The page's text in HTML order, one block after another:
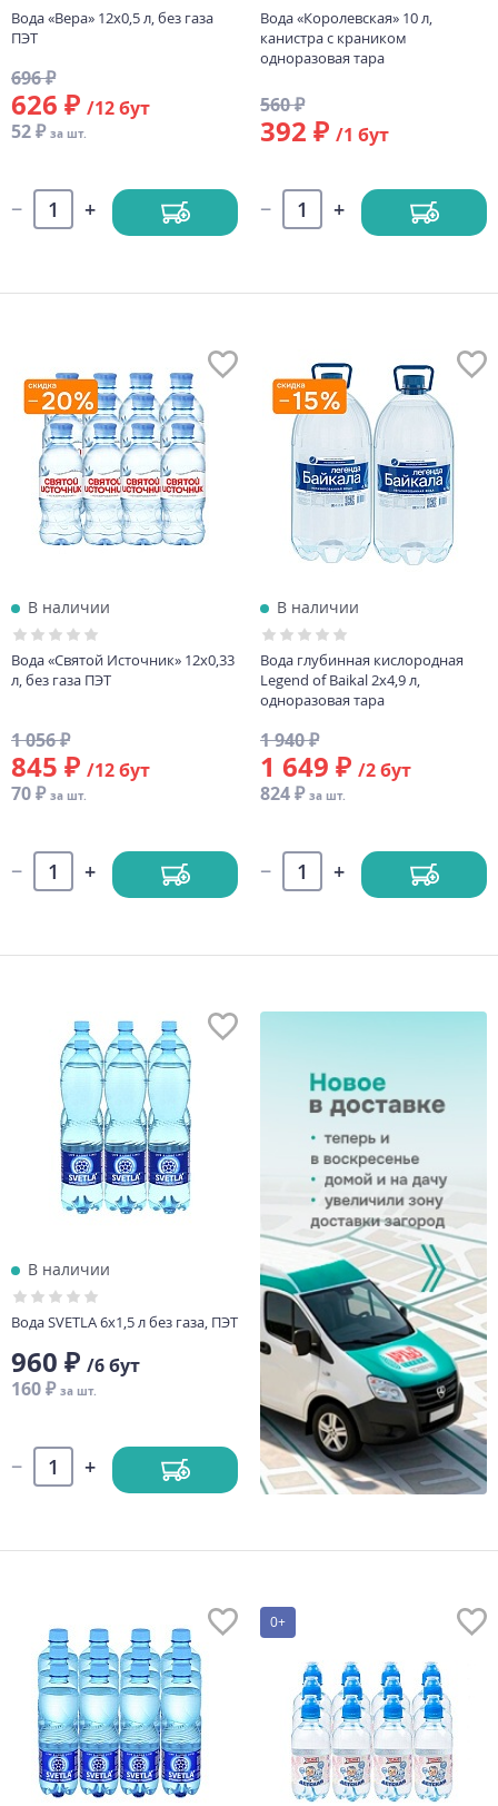
Вода «Вера» 12х0,5 л, без газа
ПЭТ
696 ₽
626 ₽ /12 бут
52 ₽ за шт.
Вода «Королевская» 10 л,
канистра с краником
одноразовая тара
560 ₽
392 ₽ /1 бут
В наличии
Вода «Святой Источник» 12х0,33
л, без газа ПЭТ
1 056 ₽
845 ₽ /12 бут
70 ₽ за шт.
В наличии
Вода глубинная кислородная
Legend of Baikal 2х4,9 л,
одноразовая тара
1 940 ₽
1 649 ₽ /2 бут
824 ₽ за шт.
В наличии
Вода SVETLA 6х1,5 л без газа, ПЭТ
960 ₽ /6 бут
160 ₽ за шт.
0+